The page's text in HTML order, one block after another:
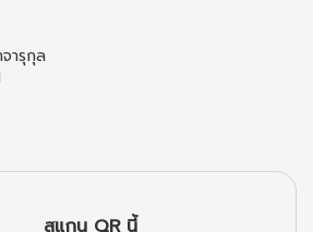
ารุกุล
สแกน QR นี้